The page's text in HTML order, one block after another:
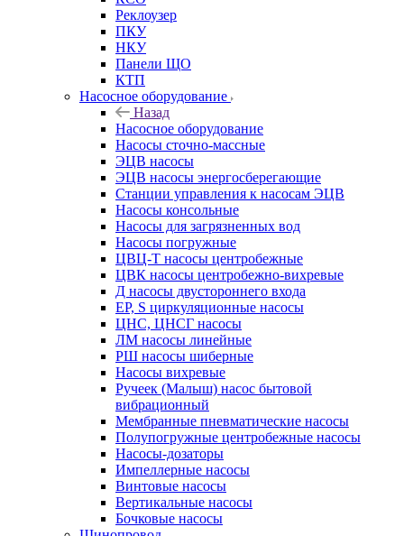
Реклоузер
ПКУ
НКУ
Панели ЩО
КТП
Насосное оборудование
Назад
Насосное оборудование
Насосы сточно-массные
ЭЦВ насосы
ЭЦВ насосы энергосберегающие
Станции управления к насосам ЭЦВ
Насосы консольные
Насосы для загрязненных вод
Насосы погружные
ЦВЦ-Т насосы центробежные
ЦВК насосы центробежно-вихревые
Д насосы двустороннего входа
EP, S циркуляционные насосы
ЦНС, ЦНСГ насосы
ЛМ насосы линейные
РШ насосы шиберные
Насосы вихревые
Ручеек (Малыш) насос бытовой
вибрационный
Мембранные пневматические насосы
Полупогружные центробежные насосы
Насосы-дозаторы
Импеллерные насосы
Винтовые насосы
Вертикальные насосы
Бочковые насосы